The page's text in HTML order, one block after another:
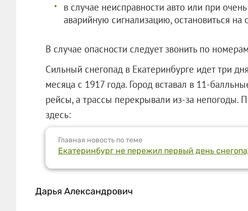
в случае неисправности авто или при
аварийную сигнализацию, остановиться
В случае опасности следует звонить по
Сильный снегопад в Екатеринбурге идет три
месяца с 1917 года. Город вставал в 11-
рейсы, а трассы перекрывали из-за непогоды.
здесь:
Главная новость по теме
Екатеринбург не пережил первый день
Дарья Александрович